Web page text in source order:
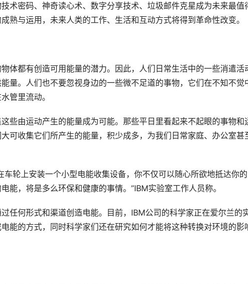
术密码、神奇读心术、数字分享技术、垃圾邮件克星成为未来最值
熟与运用，未来人类的工作、生活和互动方式将得到革命性改变。
体都有创造可用能量的潜力。因此，人们日常生活中的一些消遣活
量。人们也不要忽视身边的一些微不足道的事物，它们在不知不觉
管里流动。
些由运动产生的能量成为可能。那些平日里看起来不起眼的事物和
可收集它们所产生的能量，积少成多，为我们日常家庭、办公室甚
轮上安装一个小型电能收集设备，你不仅可以随心所欲地抵达你的
能，将是多么环保和健康的事情。”IBM实验室工作人员称。
任何形式和渠道创造电能。目前，IBM公司的科学家正在爱尔兰的
能的方式，同时科学家们还在研究如何才能将这种转换对环境的影